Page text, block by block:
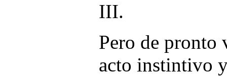
III.
Pero de pronto
acto instintivo